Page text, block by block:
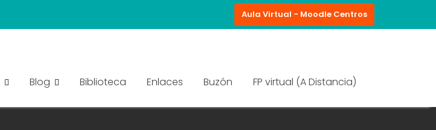
Aula Virtual - Moodle Centros
Blog Biblioteca Enlaces Buzón FP virtual (A Distancia)